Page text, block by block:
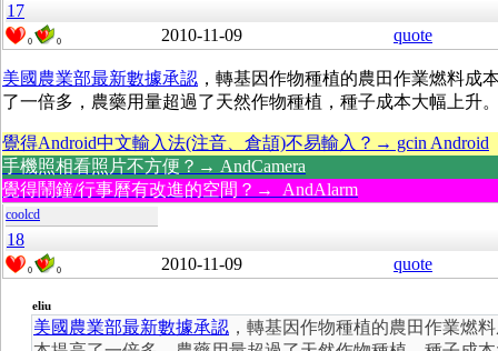
17
0 0 2010-11-09 quote
美國農業部最新數據承認 ，轉基因作物種植的農田作業燃料成
了一倍多，農藥用量超過了天然作物種植，種子成本大幅上升
覺得Android中文輸入法(注音、倉頡)不易輸入？→ gcin Android
手機照相看照片不方便？→ AndCamera
覺得鬧鐘/行事曆有改進的空間？→ AndAlarm
coolcd
18
0 0 2010-11-09 quote
eliu
美國農業部最新數據承認 ，轉基因作物種植的農田作業燃